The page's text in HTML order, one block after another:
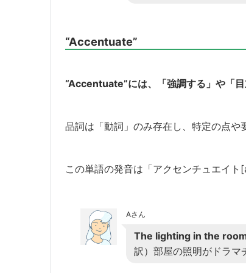
“Accentuate”
“Accentuate”には、「強調する」や「目
品詞は「動詞」のみ存在し、特定の点や
この単語の発音は「アクセンチュエイ
Aさん
The lighting in the
訳）部屋の照明がドラマ